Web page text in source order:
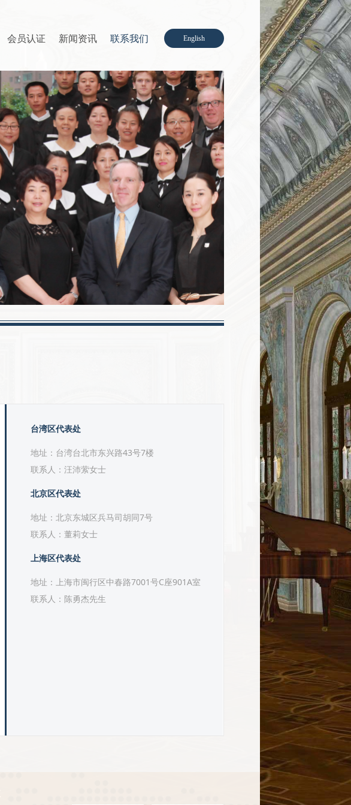
台湾区代表处
地址：台湾台北市东兴路43号7楼
联系人：汪沛萦女士
北京区代表处
地址：北京东城区兵马司胡同7号
联系人：董莉女士
上海区代表处
地址：上海市闽行区中春路7001号C座901A室
联系人：陈勇杰先生
会员认证 新闻资讯 联系我们 English